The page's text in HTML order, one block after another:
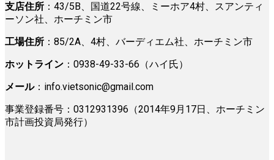
支店住所 ：43/5B、国道22号線、ミーホア4村、スアンティ
ーソン社、ホーチミン市
工場住所 ：85/2A、4村、バーディエム社、ホーチミン市
ホットライン ：0938-49-33-66（ハイ氏）
メール： info.vietsonic@gmail.com
事業登録番号：0312931396（2014年9月17日、ホーチミン
市計画投資局発行）